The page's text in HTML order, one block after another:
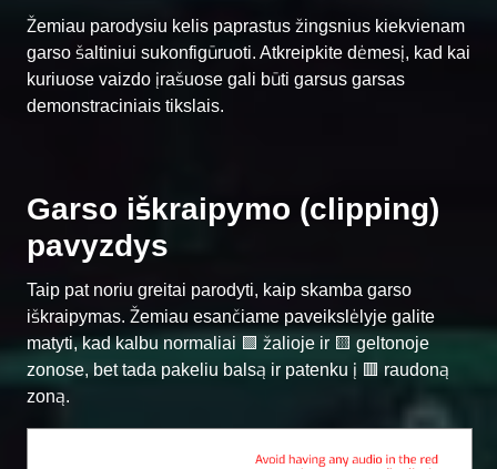
Žemiau parodysiu kelis paprastus žingsnius kiekvienam
garso šaltiniui sukonfigūruoti. Atkreipkite dėmesį, kad kai
kuriuose vaizdo įrašuose gali būti garsus garsas
demonstraciniais tikslais.
Garso iškraipymo (clipping)
pavyzdys
Taip pat noriu greitai parodyti, kaip skamba garso
iškraipymas. Žemiau esančiame paveikslėlyje galite
matyti, kad kalbu normaliai 🟩 žalioje ir 🟨 geltonoje
zonose, bet tada pakeliu balsą ir patenku į 🟥 raudoną
zoną.